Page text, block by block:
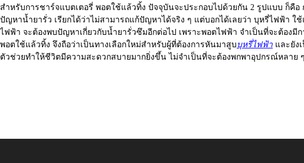
สำหรับการชาร์จแบตเตอรี่ พอตใช้แล้วทิ้ง ปัจจุบันจะประกอบไปด้วยกัน 2 รูปแบบ ก็คื
ปัญหาน้ำยารั่ว เรียกได้ว่าไม่สามารถแก้ปัญหาได้จริง ๆ แต่บอกได้เลยว่า บุหรี่ไฟฟ้า ใช้
ไฟฟ้า จะต้องพบปัญหาเกี่ยวกับน้ำยารั่วซึมอีกต่อไป เพราะพอตไฟฟ้า จำเป็นที่จะต้องมีก
พอตใช้แล้วทิ้ง จึงถือว่าเป็นทางเลือกใหม่สำหรับผู้ที่ต้องการหันมาสูบ บุหรี่ไฟฟ้า และยัง
ตัวช่วยทำให้ชีวิตมีความสะดวกสบายมากยิ่งขึ้น ไม่จำเป็นที่จะต้องพกพาอุปกรณ์หลาย